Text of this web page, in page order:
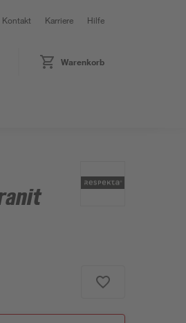
Kontakt Karriere Hilfe
Warenkorb